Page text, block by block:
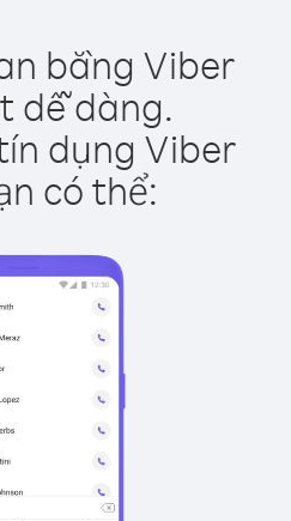
bằng Viber
dễ dàng.
dụng Viber
có thể: